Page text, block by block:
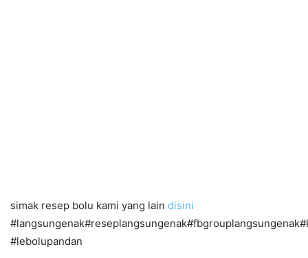
simak resep bolu kami yang lain disini
#lebolupandan